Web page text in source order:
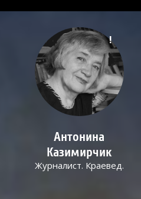
!
Антонина
Казимирчик
Журналист. Краевед.